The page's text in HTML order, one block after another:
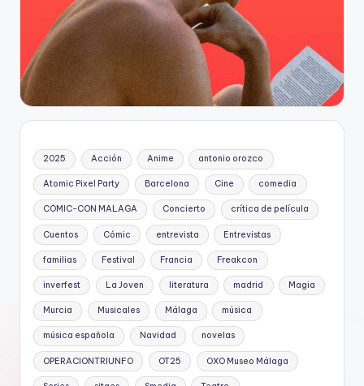
2025 Acción Anime antonio orozco
Atomic Pixel Party Barcelona Cine comedia
COMIC-CON MALAGA Concierto crítica de película
Cuentos Cómic entrevista Entrevistas
familias Festival Francia Freakcon
inverfest La Joven literatura madrid Magia
Murcia Musicales Málaga música
música española Navidad novelas
OPERACIONTRIUNFO OT25 OXO Museo Málaga